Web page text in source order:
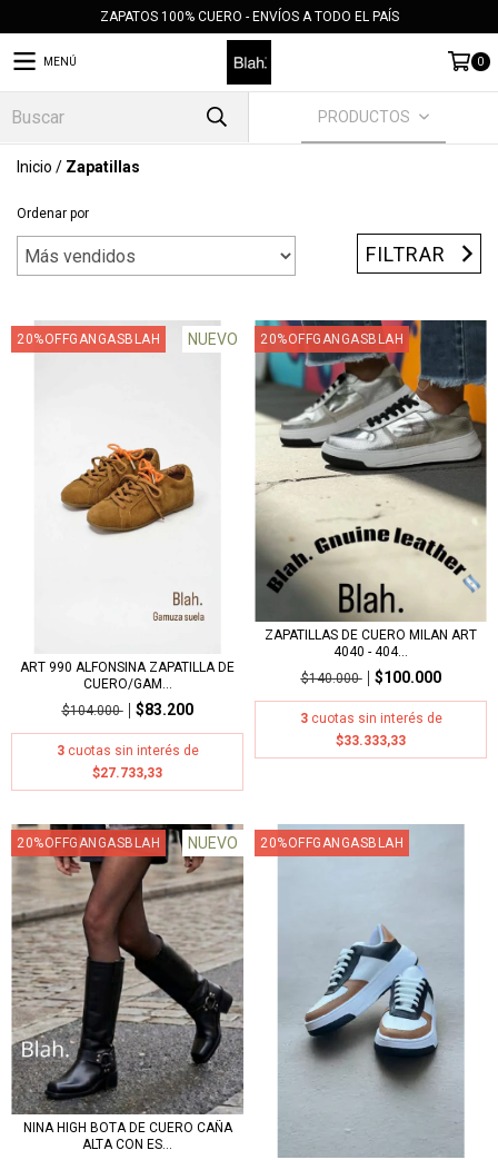
ZAPATOS 100% CUERO - ENVÍOS A TODO EL PAÍS
MENÚ 0
PRODUCTOS
Inicio / Zapatillas
Ordenar por
FILTRAR
20%OFFGANGASBLAH NUEVO
ART 990 ALFONSINA ZAPATILLA DE
CUERO/GAM...
$104.000
$83.200
3 cuotas sin interés de
$27.733,33
20%OFFGANGASBLAH
ZAPATILLAS DE CUERO MILAN ART
4040 - 404...
$140.000
$100.000
3 cuotas sin interés de
$33.333,33
20%OFFGANGASBLAH NUEVO
NINA HIGH BOTA DE CUERO CAÑA
ALTA CON ES...
20%OFFGANGASBLAH